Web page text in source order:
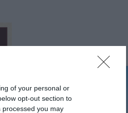
of your personal or
opt-out section to
you may